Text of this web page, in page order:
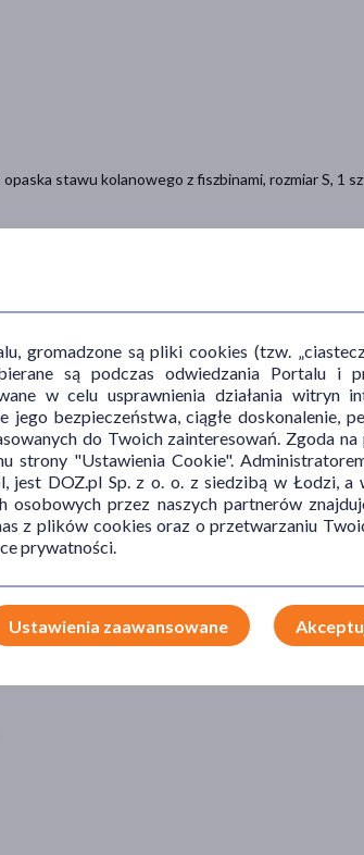
stawu kolanowego z fiszbinami, rozmiar S, 1
stawu kolanowego z zabudowaną rzepką,
Do koszyka
gromadzone są pliki cookies (tzw.
są podczas odwiedzania Portalu i
w celu usprawnienia działania witryn
jego bezpieczeństwa, ciągłe doskonalenie,
do Twoich zainteresowań. Zgoda
strony "Ustawienia Cookie".
jest DOZ.pl Sp. z o. o. z siedzibą w Łodzi,
osobowych przez naszych partnerów
z plików cookies oraz o przetwarzaniu
prywatności.
Ustawienia zaawansowane